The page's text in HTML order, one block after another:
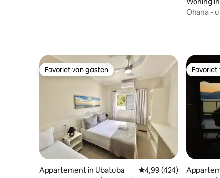
a
Ohana -
Favoriet van gasten
Favoriet van gasten
Appartement in Ubatuba Gemiddelde
4,99 (424)
Favoriet
Favoriet